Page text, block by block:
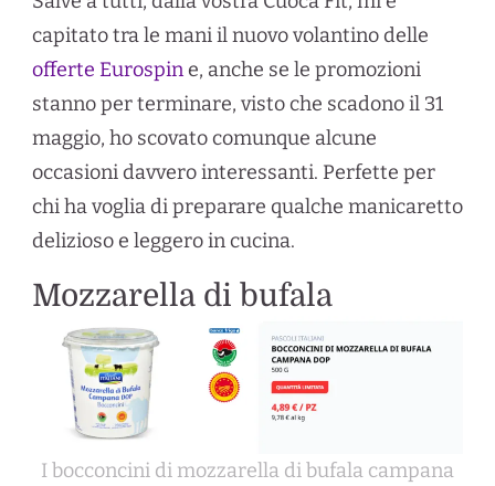
capitato tra le mani il nuovo volantino delle
offerte Eurospin e, anche se le promozioni
stanno per terminare, visto che scadono il 31
maggio, ho scovato comunque alcune
occasioni davvero interessanti. Perfette per
chi ha voglia di preparare qualche manicaretto
delizioso e leggero in cucina.
Mozzarella di bufala
I bocconcini di mozzarella di bufala campana